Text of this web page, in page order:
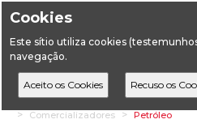
Cookies
Este sítio utiliza cookies
navegação.
HomeÁreas Setoriais Energia
Comercializadores
Petróleo